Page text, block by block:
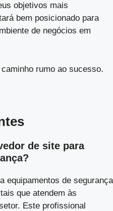
objetivos mais
bem posicionado para
de negócios em
rumo ao sucesso.
de site para
equipamentos de segurança
que atendem às
Este profissional